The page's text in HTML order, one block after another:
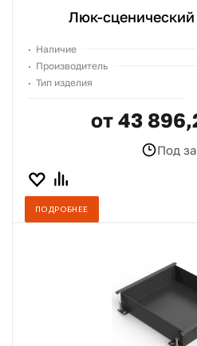
Люк-сценический
Наличие
Производитель
Тип изделия
от 43
Под
ПОДРОБНЕЕ